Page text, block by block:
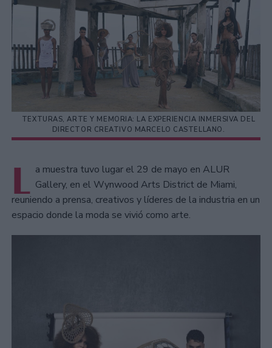
TEXTURAS, ARTE Y MEMORIA: LA EXPERIENCIA INMERSIVA DEL
DIRECTOR CREATIVO MARCELO CASTELLANO.
L a muestra tuvo lugar el 29 de mayo en ALUR
Gallery, en el Wynwood Arts District de Miami,
reuniendo a prensa, creativos y líderes de la industria en un
espacio donde la moda se vivió como arte.